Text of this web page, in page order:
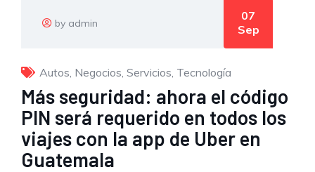
by admin
07
Sep
Autos Negocios Servicios Tecnología
Más seguridad: ahora el código
PIN será requerido en todos los
viajes con la app de Uber en
Guatemala